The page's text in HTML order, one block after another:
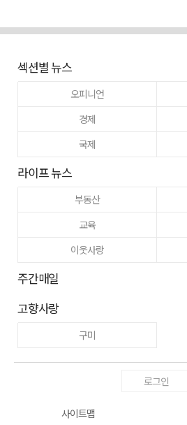
섹션별 뉴스
오피니언
경제
국제
라이프 뉴스
부동산
교육
이웃사랑
주간매일
고향사랑
구미
로그인
사이트맵